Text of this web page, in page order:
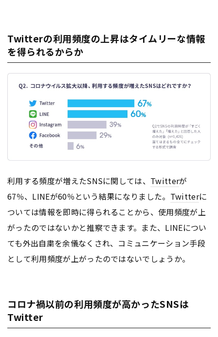
Twitterの利用頻度の上昇はタイムリーな情報
を得られるからか
利用する頻度が増えたSNSに関しては、 Twitterが
67％、LINEが60％という結果になりました。 Twitterに
ついては情報を即時に得られることから、使用頻度が上
がったのではないかと推察できます。また、LINEについ
ても外出自粛を余儀なくされ、コミュニケーション手段
として利用頻度が上がったのではないでしょうか。
コロナ禍以前の利用頻度が高かったSNSは
Twitter